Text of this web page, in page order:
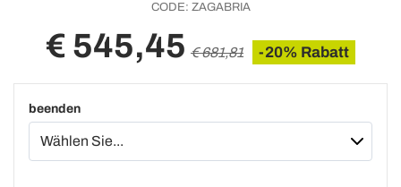
CODE: ZAGABRIA
€ 545,45 € 681,81 -20% Rabatt
beenden